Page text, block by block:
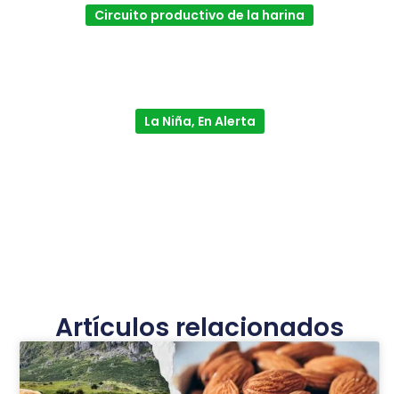
Circuito productivo de la harina
La Niña, En Alerta
Artículos relacionados